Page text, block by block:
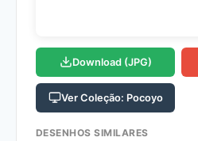
Download (JPG)
Ver Coleção: Pocoyo
DESENHOS SIMILARES